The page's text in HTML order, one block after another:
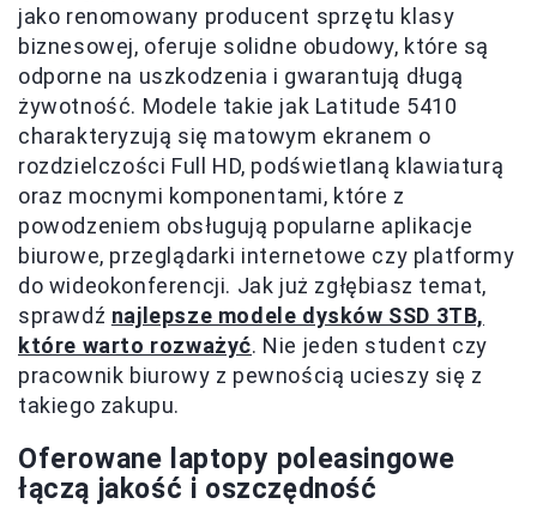
jako renomowany producent sprzętu klasy
biznesowej, oferuje solidne obudowy, które są
odporne na uszkodzenia i gwarantują długą
żywotność. Modele takie jak Latitude 5410
charakteryzują się matowym ekranem o
rozdzielczości Full HD, podświetlaną klawiaturą
oraz mocnymi komponentami, które z
powodzeniem obsługują popularne aplikacje
biurowe, przeglądarki internetowe czy platformy
do wideokonferencji. Jak już zgłębiasz temat,
sprawdź najlepsze modele dysków SSD 3TB,
które warto rozważyć. Nie jeden student czy
pracownik biurowy z pewnością ucieszy się z
takiego zakupu.
Oferowane laptopy poleasingowe
łączą jakość i oszczędność